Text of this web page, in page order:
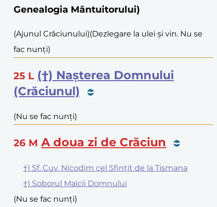
Genealogia Mântuitorului)
(Ajunul Crăciunului)(Dezlegare la ulei și vin. Nu se
fac nunți)
25 L (†) Nașterea Domnului
(Crăciunul)
(Nu se fac nunți)
26 M A doua zi de Crăciun
†) Sf. Cuv. Nicodim cel Sfințit de la Tismana
†) Soborul Maicii Domnului
(Nu se fac nunți)